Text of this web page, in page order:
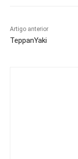
Artigo anterior
TeppanYaki